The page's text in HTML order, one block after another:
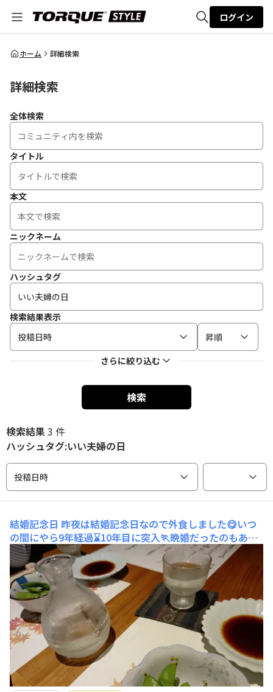
全体検索
ログイン
ホーム 詳細検索
詳細検索
全体検索
タイトル
本文
ニックネーム
ハッシュタグ
検索結果表示
投稿日時
昇順
さらに絞り込む
検索
検索結果3 件
ハッシュタグ:いい夫婦の日
投稿日時
結婚記念日 昨夜は結婚記念日なので外食しました😋いつ
の間にやら9年経過⌛️10年目に突入🏃晩婚だったのもあり
つい先日のことだった気がするのに時が経つのが早い早い
😱💦子供が居たら年月経つのが早いとは聞きますが子供
居なくても早いじゃないかとそれを言い出した人に言いた
い😂ちなみに子無しのゐちこさんですが子供は好きなの